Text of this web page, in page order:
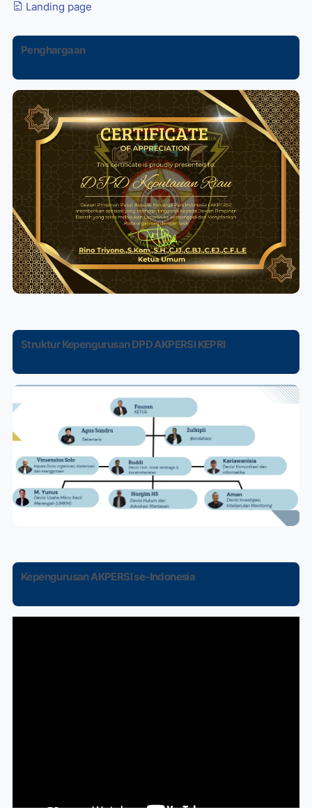
Landing page
Penghargaan
Struktur Kepengurusan DPD AKPERSI KEPRI
Kepengurusan AKPERSI se-Indonesia